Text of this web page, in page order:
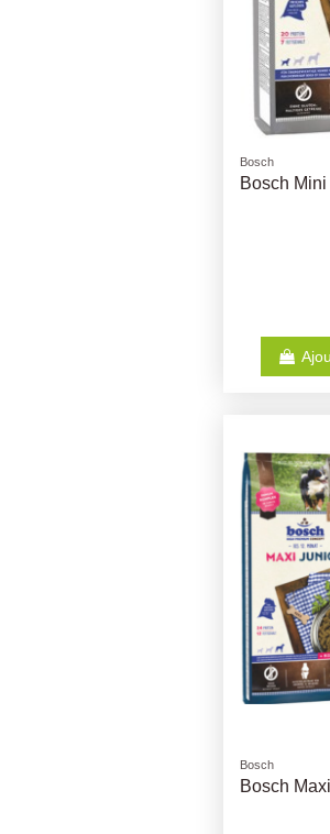
Bosch
Bosch
Bosch
Bosch